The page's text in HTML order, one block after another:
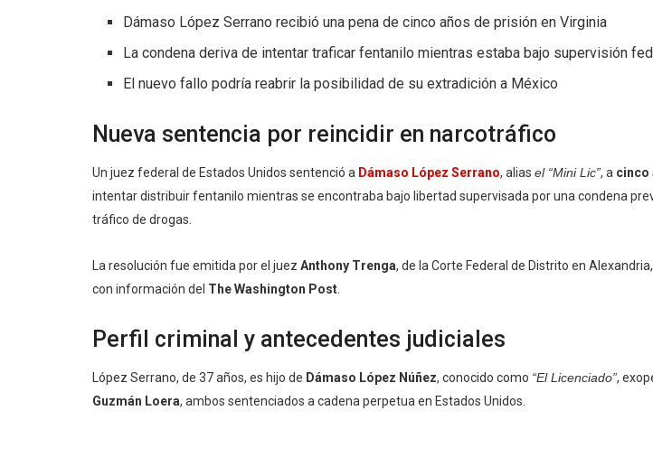
Dámaso López Serrano recibió una pena de cinco años de prisión en Virginia
La condena deriva de intentar traficar fentanilo mientras estaba bajo supervisión
El nuevo fallo podría reabrir la posibilidad de su extradición a México
Nueva sentencia por reincidir en narcotráfico
Un juez federal de Estados Unidos sentenció a Dámaso López Serrano, alias el “Mini Lic”, a cinco
intentar distribuir fentanilo mientras se encontraba bajo libertad supervisada por una condena
tráfico de drogas.
La resolución fue emitida por el juez Anthony Trenga, de la Corte Federal de Distrito en
con información del The Washington Post
Perfil criminal y antecedentes judiciales
López Serrano, de 37 años, es hijo de Dámaso López Núñez, conocido como “El Licenciado”,
Guzmán Loera, ambos sentenciados a cadena perpetua en Estados Unidos.